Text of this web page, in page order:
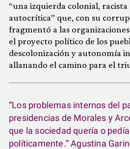
“una izquierda colonial, racista
autocrítica” que, con su
fragmentó a las
el proyecto político de los
descolonización y autonomía
allanando el camino para el
“Los problemas internos del
presidencias de Morales y
que la sociedad quería o
políticamente.” Agustina